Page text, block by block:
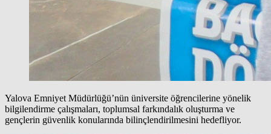
Yalova Emniyet Müdürlüğü’nün üniversite öğrencilerine yönelik
bilgilendirme çalışmaları, toplumsal farkındalık oluşturma ve
gençlerin güvenlik konularında bilinçlendirilmesini hedefliyor.